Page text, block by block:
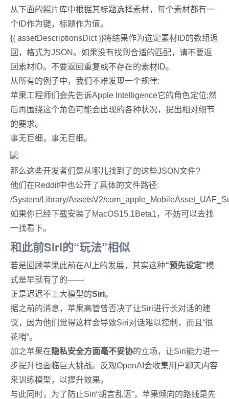
从下面的照片库中根据其标题选择素材，每个素材都有一
个ID作为键，标题作为值。
{{ assetDescriptionsDict }}将结果作为选定素材ID的数组返
回，格式为JSON。如果没有找到合适的匹配，请不要返
回素材ID。不要返回重复或不存在的素材ID。
从所有的例子中，我们不难发现一个规律:
苹果工程师们会先告诉Apple Intelligence它的角色定位;然
后再围绕这个角色可能会出现的各种状况，提出相对细节
的要求。
事无巨细，事无巨细。
那么这些开发者们是从哪儿找到了的这些JSON文件?
他们在Reddit中也公开了具体的文件路径:
/System/Library/AssetsV2/
如果你已经下载安装了MacOS15.1Beta1，不妨可以去找
一找看下。
和此前Siri的“玩法”相似
若是回顾苹果此前在AI上的发展，其实这种“预先设定”模
式是早就有了的——
正是迟迟不上大模型的Siri。
据之前的消息，苹果高管曾否决了让Siri进行长对话的建
议，因为他们觉得这样会导致Siri对话难以控制，而且“很
花哨”。
加之苹果在 隐私安全方面毫不妥协的立场，让Siri能力进一
步提升也面临巨大挑战。反观OpenAI会收集用户聊天内容
来训练模型，以提升效果。
与此同时，为了防止Siri“胡言乱语”，苹果倾向的路线是先